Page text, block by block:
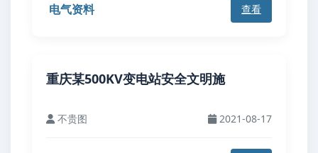
电气资料 查看
重庆某500KV变电站安全文明施
不贵图 2021-08-17